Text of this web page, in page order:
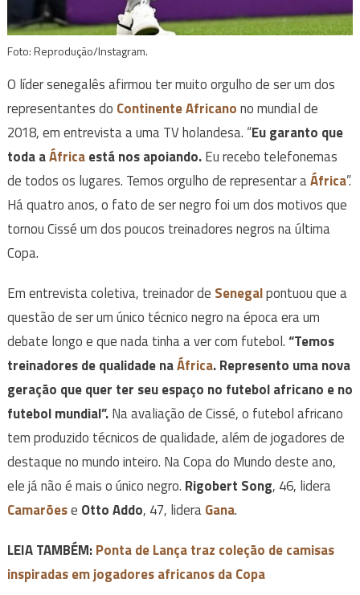
Foto: Reprodução/Instagram.
O líder senegalês afirmou ter muito orgulho de ser um dos
representantes do Continente Africanono mundial de
2018, em entrevista a uma TV holandesa. “Eu garanto que
toda aÁfricaestá nos apoiando.Eu recebo telefonemas
de todos os lugares. Temos orgulho de representar aÁfrica”.
Há quatro anos, o fato de ser negro foi um dos motivos que
tornou Cissé um dos poucos treinadores negros na última
Copa.
Em entrevista coletiva, treinador de Senegalpontuou que a
questão de ser um único técnico negro na época era um
debate longo e que nada tinha a ver com futebol.“Temos
treinadores de qualidade naÁfrica. Represento uma nova
geração que quer ter seu espaço no futebol africano e no
futebol mundial”.Na avaliação de Cissé, o futebol africano
tem produzido técnicos de qualidade, além de jogadores de
destaque no mundo inteiro. Na Copa do Mundo deste ano,
ele já não é mais o único negro. Rigobert Song, 46, lidera
Camarõese Otto Addo, 47, lideraGana.
LEIA TAMBÉM:Ponta de Lança traz coleção de camisas
inspiradas em jogadores africanos da Copa